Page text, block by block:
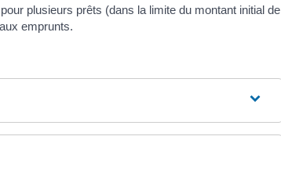
plusieurs prêts (dans la limite du montant initial de
emprunts.